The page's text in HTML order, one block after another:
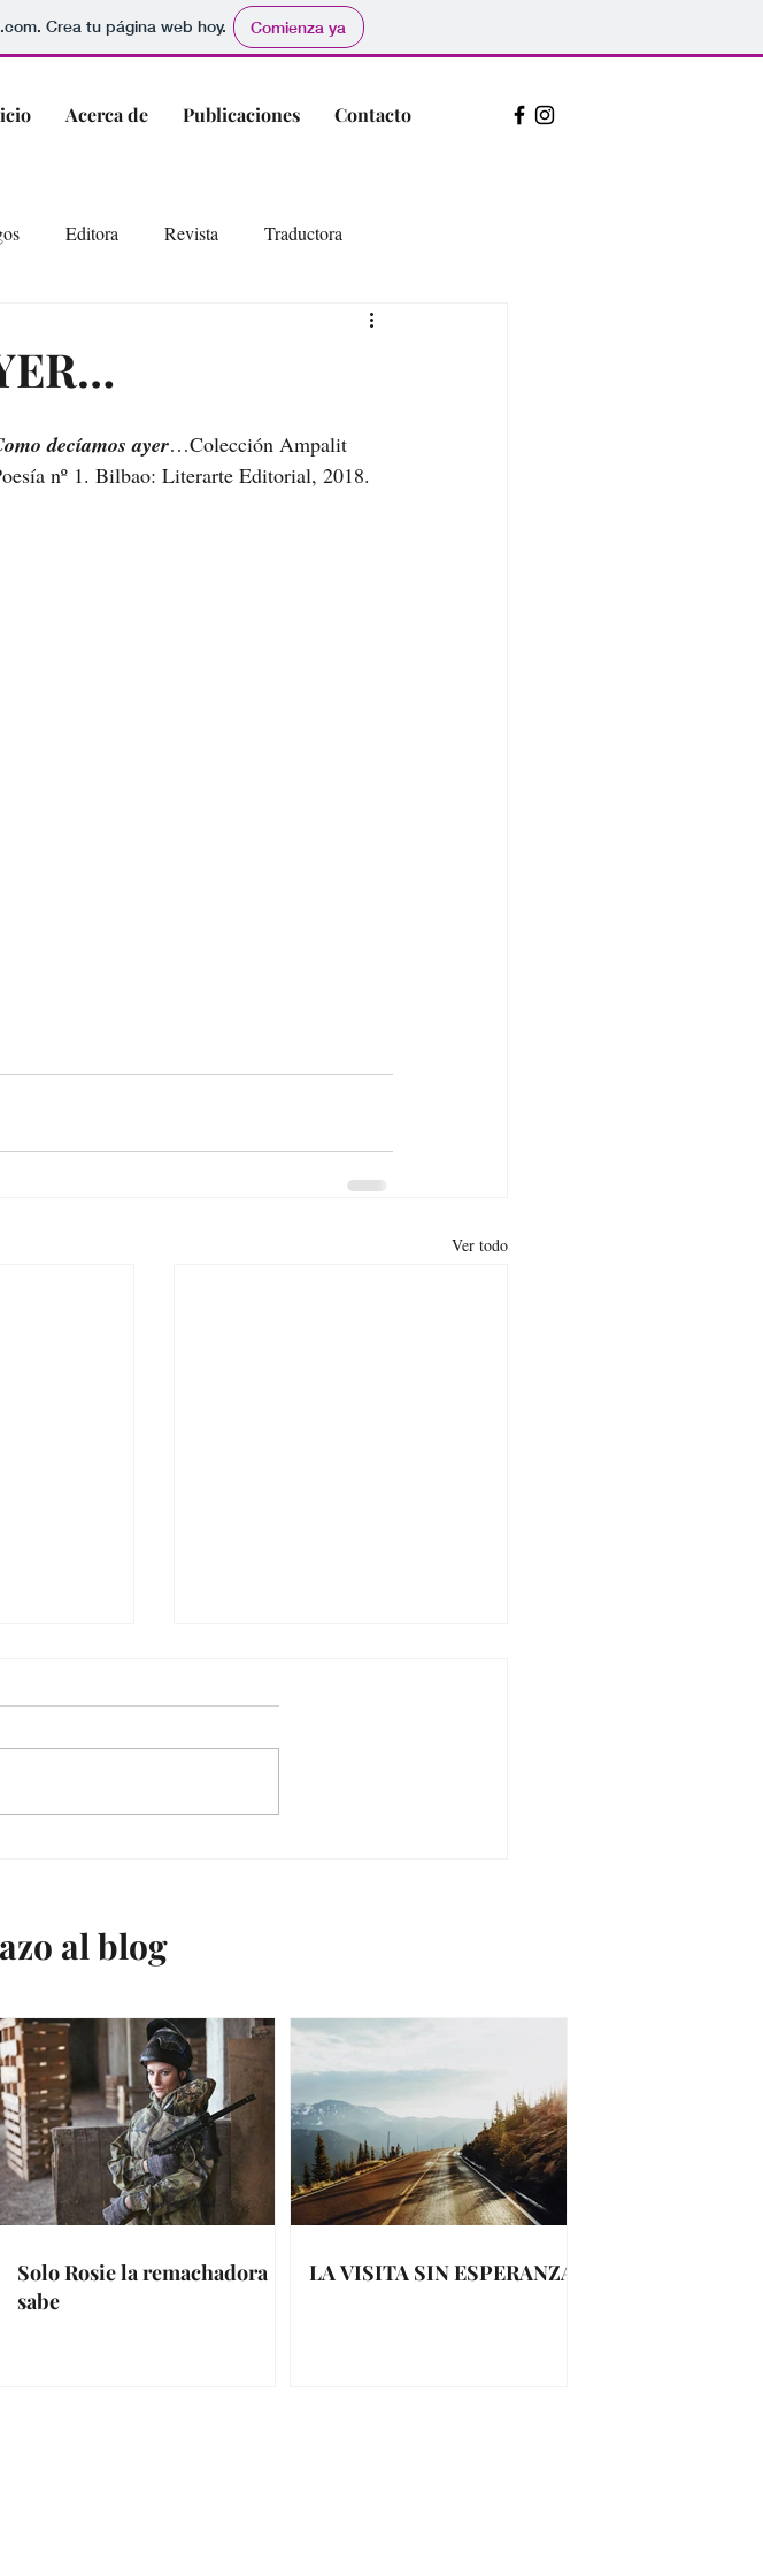
.com. Crea tu página web hoy. Comienza ya
Acerca de Publicaciones Contacto
Editora Revista Traductora
decíamos ayer…Colección Ampalit
nº 1. Bilbao: Literarte Editorial, 2018.
Ver todo
al blog
Solo Rosie la remachadora
sabe
LA VISITA SIN ESPERANZA